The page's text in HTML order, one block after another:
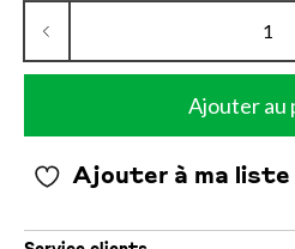
Ajouter au
Ajouter à ma liste